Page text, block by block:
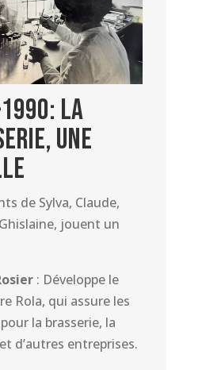
La
une
de Sylva, Claude,
jouent un
: Développe le
Rola, qui assure les
la brasserie, la
d’autres entreprises.